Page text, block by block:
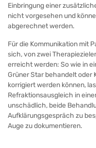
Einbringung einer
nicht vorgesehen und
abgerechnet werden.
Für die Kommunikation mit
sich, von zwei
erreicht werden: So wie in
Grüner Star behandelt oder
korrigiert werden können,
Refraktionsausgleich in
unschädlich, beide
Aufklärungsgespräch zu
Auge zu dokumentieren.